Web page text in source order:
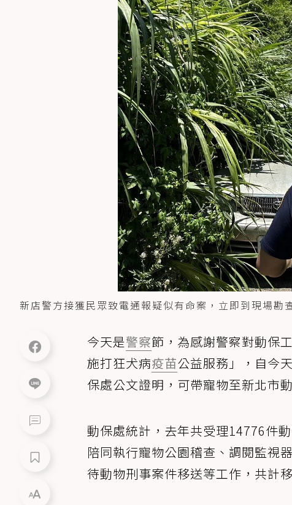
新店警方接獲民眾致電通報疑似有命案，立即到現場勘
今天是警察節，為感謝警察對動保
施打狂犬病疫苗公益服務」，自今
保處公文證明，可帶寵物至新北市
動保處統計，去年共受理14776件
陪同執行寵物公園稽查、調閱監視
待動物刑事案件移送等工作，共計